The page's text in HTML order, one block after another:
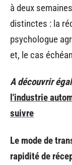
à deux
distinctes : la
psychologue
et, le cas
A découvrir
l'industrie
suivre
Le mode de
rapidité de